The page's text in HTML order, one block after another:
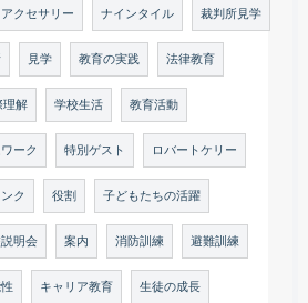
クセサリー ナインタイル 裁判所見学
見学 教育の実践 法律教育
理解 学校生活 教育活動
ーク 特別ゲスト ロバートケリー
ク 役割 子どもたちの活躍
明会 案内 消防訓練 避難訓練
キャリア教育 生徒の成長